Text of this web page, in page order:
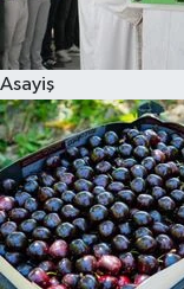
Asayiş